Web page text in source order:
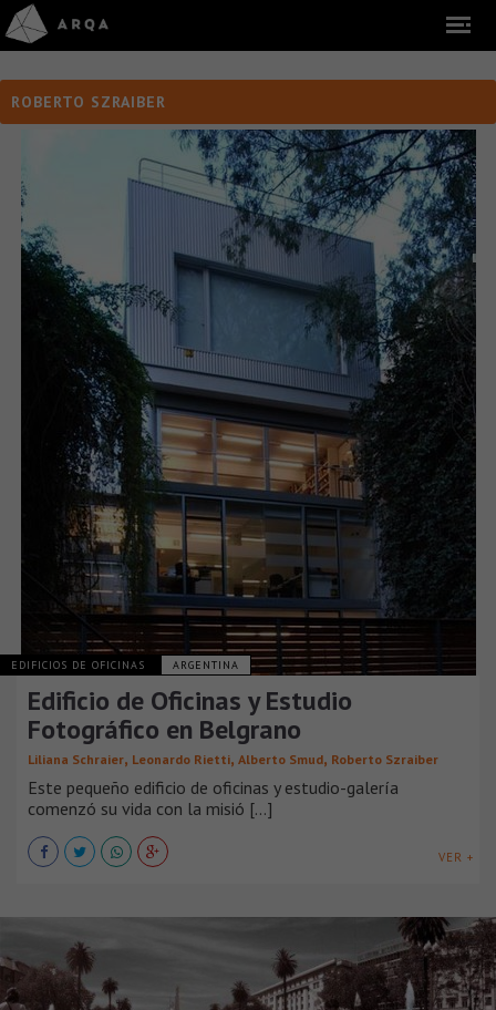
ROBERTO SZRAIBER
EDIFICIOS DE OFICINAS ARGENTINA
Edificio de Oficinas y Estudio
Fotográfico en Belgrano
Liliana Schraier, Leonardo Rietti, Alberto Smud, Roberto Szraiber
Este pequeño edificio de oficinas y estudio-galería
comenzó su vida con la misió [...]
VER +